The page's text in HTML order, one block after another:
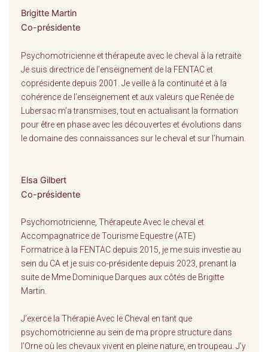
Brigitte Martin
Co-présidente
Psychomotricienne et thérapeute avec le cheval à la retraite
Je suis directrice de l’enseignement de la FENTAC et
coprésidente depuis 2001. Je veille à la continuité et à la
cohérence de l’enseignement et aux valeurs que Renée de
Lubersac m’a transmises, tout en actualisant la formation
pour être en phase avec les découvertes et évolutions dans
le domaine des connaissances sur le cheval et sur l’humain.
Elsa Gilbert
Co-présidente
Psychomotricienne, Thérapeute Avec le cheval et
Accompagnatrice de Tourisme Equestre (ATE)
Formatrice à la FENTAC depuis 2015, je me suis investie au
sein du CA et je suis co-présidente depuis 2023, prenant la
suite de Mme Dominique Darques aux côtés de Brigitte
Martin.
J’exerce la Thérapie Avec le Cheval en tant que
psychomotricienne au sein de ma propre structure dans
l’Orne où les chevaux vivent en pleine nature, en troupeau. J’y